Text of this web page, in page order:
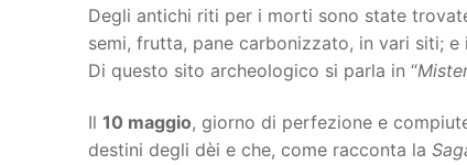
Degli antichi riti per i morti sono state
semi, frutta, pane carbonizzato, in vari siti;
Di questo sito archeologico si parla in “
Il 10 maggio, giorno di perfezione e
destini degli dèi e che, come racconta la